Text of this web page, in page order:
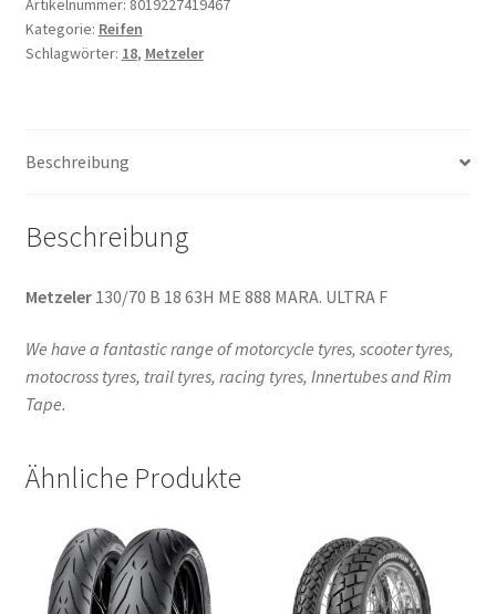
130/70
B
(Vorderreifen)
Artikelnummer: 8019227419467
Kategorie: Reifen
Schlagwörter: 18, Metzeler
Beschreibung
Beschreibung
Metzeler130/70 B 18 63H ME 888 MARA. ULTRA F
We have a fantastic range of motorcycle tyres, scooter tyres,
motocross tyres, trail tyres, racing tyres, Innertubes and Rim
Tape.
Ähnliche Produkte